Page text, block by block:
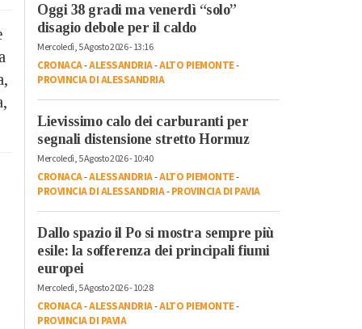
Oggi 38 gradi ma venerdì “solo”
disagio debole per il caldo
Mercoledì, 5 Agosto 2026 - 13:16
CRONACA-ALESSANDRIA-ALTO PIEMONTE-
PROVINCIA DI ALESSANDRIA
Lievissimo calo dei carburanti per
segnali distensione stretto Hormuz
Mercoledì, 5 Agosto 2026 - 10:40
CRONACA-ALESSANDRIA-ALTO PIEMONTE-
PROVINCIA DI ALESSANDRIA-PROVINCIA DI PAVIA
Dallo spazio il Po si mostra sempre più
esile: la sofferenza dei principali fiumi
europei
Mercoledì, 5 Agosto 2026 - 10:28
CRONACA-ALESSANDRIA-ALTO PIEMONTE-
PROVINCIA DI PAVIA